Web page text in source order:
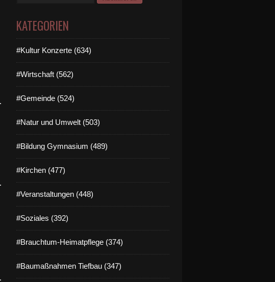
KATEGORIEN
#Kultur Konzerte (634)
#Wirtschaft (562)
#Gemeinde (524)
#Natur und Umwelt (503)
#Bildung Gymnasium (489)
#Kirchen (477)
#Veranstaltungen (448)
#Soziales (392)
#Brauchtum-Heimatpflege (374)
#Baumaßnahmen Tiefbau (347)